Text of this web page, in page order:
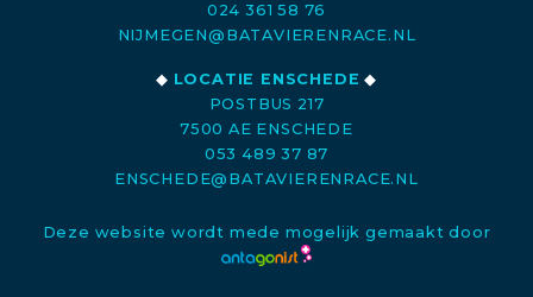
024 361 58 76
NIJMEGEN@BATAVIERENRACE.NL
◆ LOCATIE ENSCHEDE ◆
POSTBUS 217
7500 AE ENSCHEDE
053 489 37 87
ENSCHEDE@BATAVIERENRACE.NL
Deze website wordt mede mogelijk gemaakt door